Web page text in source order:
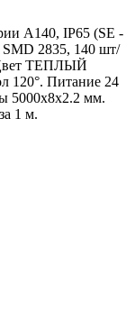
A140, IP65 (SE -
2835, 140 шт/
Цвет ТЕПЛЫЙ
120°. Питание 24
5000x8x2.2 мм.
1 м.